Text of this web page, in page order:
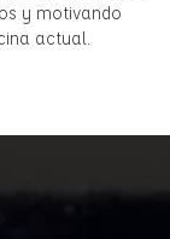
y motivando
actual.